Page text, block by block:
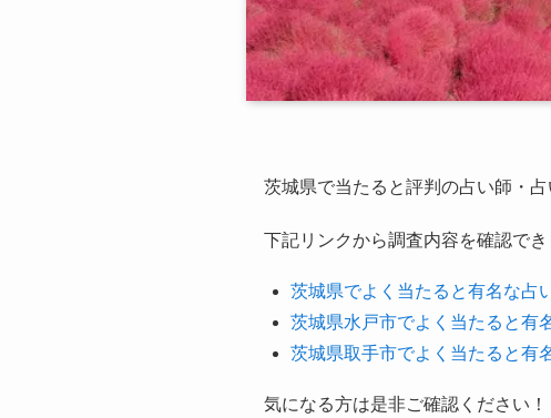
茨城県で当たると評判の占い師・占
下記リンクから調査内容を確認でき
茨城県でよく当たると有名な占
茨城県水戸市でよく当たると有
茨城県取手市でよく当たると有
気になる方は是非ご確認ください！